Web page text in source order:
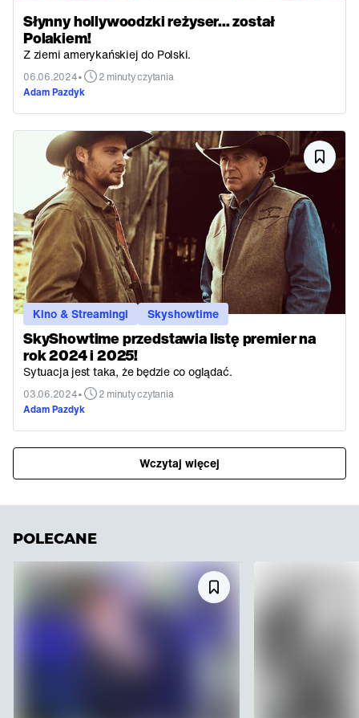
Słynny hollywoodzki reżyser... został
Polakiem!
Z ziemi amerykańskiej do Polski.
06.06.2024•
2 minuty czytania
Adam Pazdyk
SkyShowtime przedstawia listę premier na
rok 2024 i 2025!
Sytuacja jest taka, że będzie co oglądać.
03.06.2024•
2 minuty czytania
Adam Pazdyk
Kino & Streamingi Skyshowtime
Wczytaj więcej
POLECANE